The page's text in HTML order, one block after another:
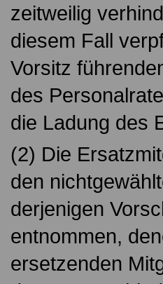
zeitweilig
diesem Fall
Vorsitz
des
die Ladung des
(2) Die
den
derjenigen
entnommen,
ersetzenden